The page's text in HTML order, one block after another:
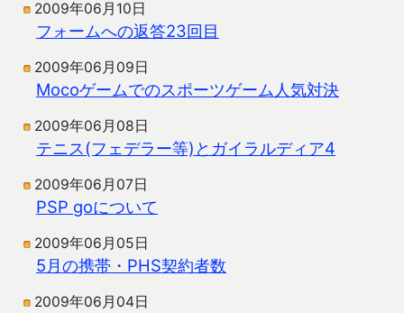
2009年06月10日
フォームへの返答23回目
2009年06月09日
Mocoゲームでのスポーツゲーム人気対決
2009年06月08日
テニス(フェデラー等)とガイラルディア4
2009年06月07日
PSP goについて
2009年06月05日
5月の携帯・PHS契約者数
2009年06月04日